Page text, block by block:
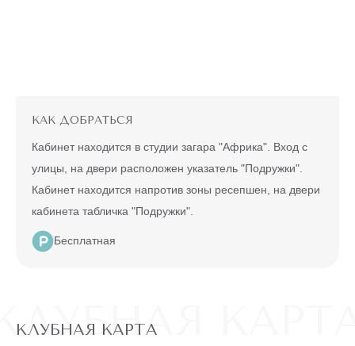
КАК ДОБРАТЬСЯ
Кабинет находится в студии загара "Африка". Вход с
улицы, на двери расположен указатель "Подружки".
Кабинет находится напротив зоны ресепшен, на двери
кабинета табличка "Подружки".
Бесплатная
КЛУБНАЯ КАРТА